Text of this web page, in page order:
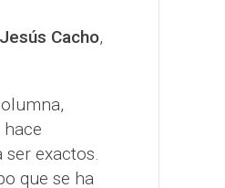
Jesús Cacho,
exactos.
que se ha